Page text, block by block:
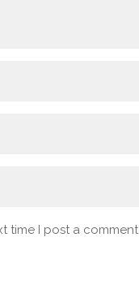
time I post a comment.